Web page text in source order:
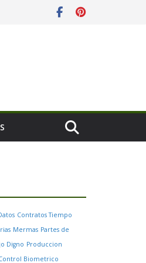
Contratos Tiempo
Mermas Partes de
Digno Produccion
Biometrico